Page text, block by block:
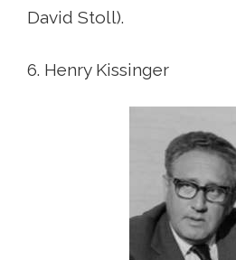
David Stoll).
6. Henry Kissinger